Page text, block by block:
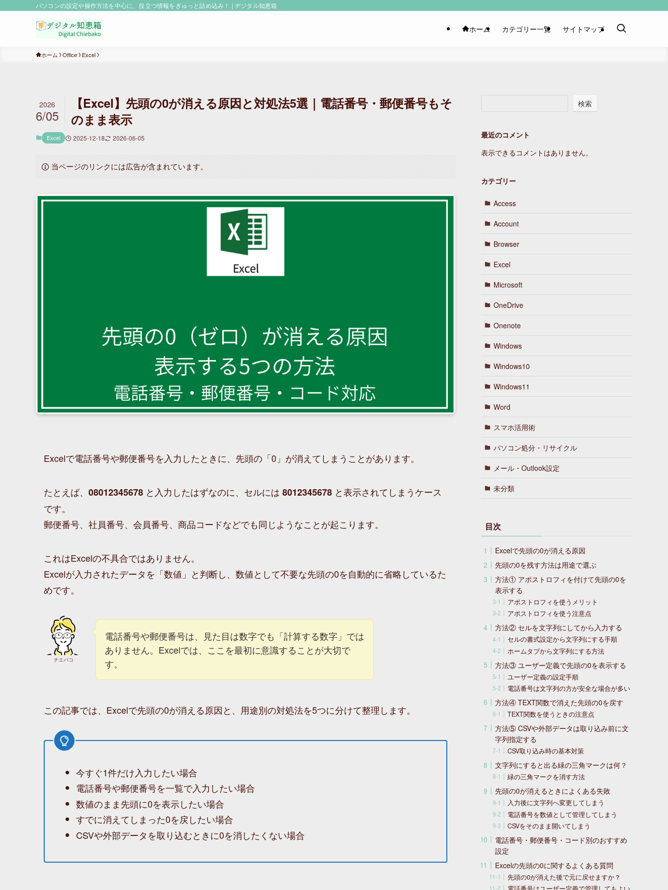
パソコンの設定や操作方法を中心に、役立つ情報をぎゅっと詰め込み！ | デジタル知恵箱
ホーム カテゴリー一覧 サイトマップ
ホーム Office Excel
【Excel】先頭の0が消える原因と対処法5選｜電話番号・郵便番号もそ
のまま表示
2026
6/05
Excel 2025-12-18 2026-06-05
当ページのリンクには広告が含まれています。
Excelで電話番号や郵便番号を入力したときに、先頭の「0」が消えてしまうことがあります。
たとえば、 08012345678 と入力したはずなのに、セルには 8012345678 と表示されてしまうケース
です。
郵便番号、社員番号、会員番号、商品コードなどでも同じようなことが起こります。
これはExcelの不具合ではありません。
Excelが入力されたデータを「数値」と判断し、数値として不要な先頭の0を自動的に省略しているた
めです。
チエバコ
電話番号や郵便番号は、見た目は数字でも「計算する数字」では
ありません。Excelでは、ここを最初に意識することが大切で
す。
この記事では、Excelで先頭の0が消える原因と、用途別の対処法を5つに分けて整理します。
今すぐ1件だけ入力したい場合
電話番号や郵便番号を一覧で入力したい場合
数値のまま先頭に0を表示したい場合
すでに消えてしまった0を戻したい場合
CSVや外部データを取り込むときに0を消したくない場合
検索
最近のコメント
表示できるコメントはありません。
カテゴリー
Access
Account
Browser
Excel
Microsoft
OneDrive
Onenote
Windows
Windows10
Windows11
Word
スマホ活用術
パソコン処分・リサイクル
メール・Outlook設定
未分類
目次
Excelで先頭の0が消える原因
先頭の0を残す方法は用途で選ぶ
方法① アポストロフィを付けて先頭の0を
表示する
アポストロフィを使うメリット
アポストロフィを使う注意点
方法② セルを文字列にしてから入力する
セルの書式設定から文字列にする手順
ホームタブから文字列にする方法
方法③ ユーザー定義で先頭の0を表示する
ユーザー定義の設定手順
電話番号は文字列の方が安全な場合が多い
方法④ TEXT関数で消えた先頭の0を戻す
TEXT関数を使うときの注意点
方法⑤ CSVや外部データは取り込み前に文
字列指定する
CSV取り込み時の基本対策
文字列にすると出る緑の三角マークは何？
緑の三角マークを消す方法
先頭の0が消えるときによくある失敗
入力後に文字列へ変更してしまう
電話番号を数値として管理してしまう
CSVをそのまま開いてしまう
電話番号・郵便番号・コード別のおすすめ
設定
Excelの先頭の0に関するよくある質問
先頭の0が消えた後で元に戻せますか？